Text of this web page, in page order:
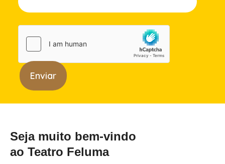
Seja muito bem-vindo
ao Teatro Feluma